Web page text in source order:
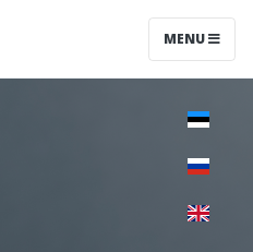
MENU